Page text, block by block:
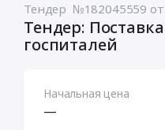
Тендер №182045559
Тендер:
госпиталей
Начальная цена
—